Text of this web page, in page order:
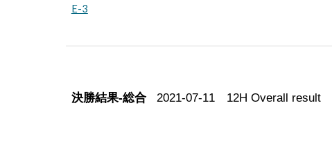
E-3
決勝結果-総合 2021-07-11 12H Overall result